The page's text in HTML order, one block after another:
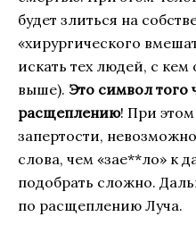
будет злиться на
«хирургического
искать тех людей, с
выше). Это символ того
расщеплению! При этом
запертости,
слова, чем «зае**ло» к
подобрать сложно.
по расщеплению Луча.